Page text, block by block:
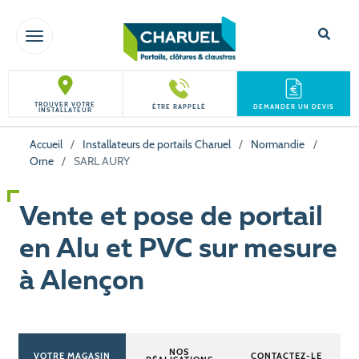
TOGGLE NAVIGATION
TROUVER VOTRE
INSTALLATEUR ÊTRE RAPPELÉ DEMANDER UN DEVIS
Accueil / Installateurs de portails Charuel / Normandie
/
Orne / SARL AURY
Vente et pose de portail
en Alu et PVC sur mesure
à Alençon
VOTRE MAGASIN NOS CONTACTEZ-LE